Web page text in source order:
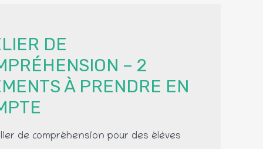
DE
– 2
À PRENDRE EN
de compréhension pour des élèves